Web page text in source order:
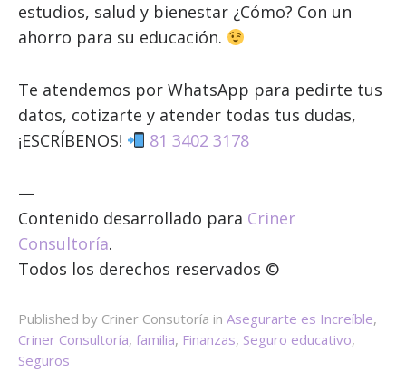
estudios, salud y bienestar ¿Cómo? Con un
ahorro para su educación.
Te atendemos por WhatsApp para pedirte tus
datos, cotizarte y atender todas tus dudas,
¡ESCRÍBENOS!
81 3402 3178
—
Contenido desarrollado para Criner
Consultoría.
Todos los derechos reservados ©
Published by Criner Consutoría in Asegurarte es Increíble,
Criner Consultoría, familia, Finanzas, Seguro educativo,
Seguros